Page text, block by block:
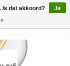
Is dat akkoord?
Ja